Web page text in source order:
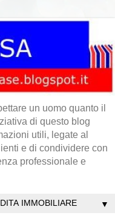
un uomo quanto il
di questo blog
utili, legate al
e di condividere con
professionale e
▼